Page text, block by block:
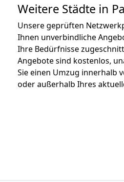
Weitere Städte in
Unsere geprüften
Ihnen unverbindliche
Ihre Bedürfnisse
Angebote sind kostenlos,
Sie einen Umzug innerhalb
oder außerhalb Ihres